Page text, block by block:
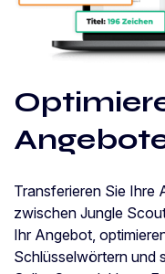
Transferieren Sie Ihre
zwischen Jungle
Ihr Angebot,
Schlüsselwörtern und